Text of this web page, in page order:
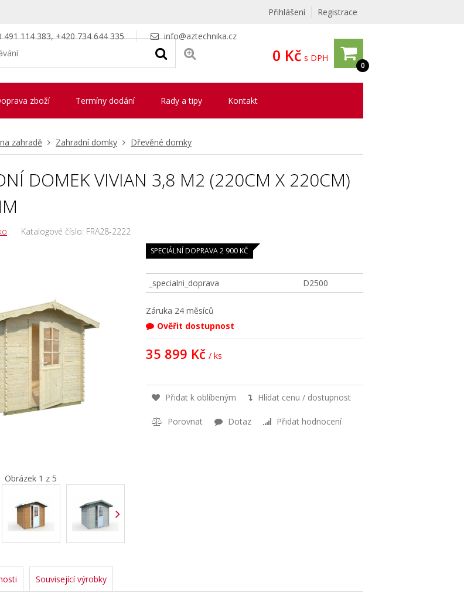
Přihlášení Registrace
114 383, +420 734 644 335 info@aztechnika.cz
0
0 Kč s DPH
zboží Termíny dodání Rady a tipy Kontakt
zahradě Zahradní domky Dřevěné domky
DOMEK VIVIAN 3,8 M2 (220CM X 220CM)
Katalogové číslo: FRA28-2222
Obrázek 1 z 5
SPECIÁLNÍ DOPRAVA 2 900 KČ
_specialni_doprava D2500
Záruka 24 měsíců
Ověřit dostupnost
35 899 Kč / ks
Přidat k oblíbeným Hlídat cenu / dostupnost
Porovnat Dotaz Přidat hodnocení
Související výrobky